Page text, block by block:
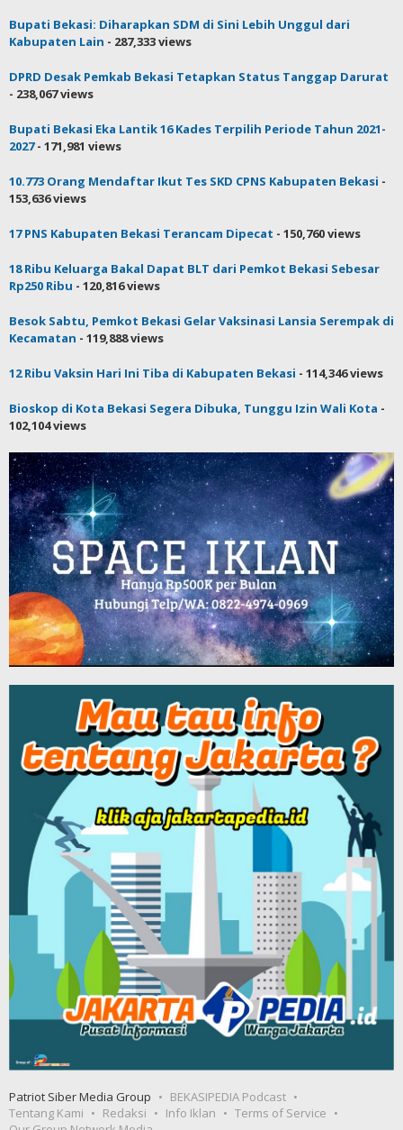
Bupati Bekasi: Diharapkan SDM di Sini Lebih Unggul dari
Kabupaten Lain - 287,333 views
DPRD Desak Pemkab Bekasi Tetapkan Status Tanggap Darurat
- 238,067 views
Bupati Bekasi Eka Lantik 16 Kades Terpilih Periode Tahun 2021-
2027- 171,981 views
10.773 Orang Mendaftar Ikut Tes SKD CPNS Kabupaten Bekasi -
153,636 views
17 PNS Kabupaten Bekasi Terancam Dipecat - 150,760 views
18 Ribu Keluarga Bakal Dapat BLT dari Pemkot Bekasi Sebesar
Rp250 Ribu - 120,816 views
Besok Sabtu, Pemkot Bekasi Gelar Vaksinasi Lansia Serempak di
Kecamatan - 119,888 views
12 Ribu Vaksin Hari Ini Tiba di Kabupaten Bekasi - 114,346 views
Bioskop di Kota Bekasi Segera Dibuka, Tunggu Izin Wali Kota -
102,104 views
Patriot Siber Media Group
BEKASIPEDIA Podcast
Tentang Kami
Redaksi Info Iklan
Terms of Service